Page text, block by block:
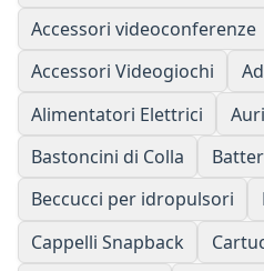
Accessori videoconferenze
Accessori Videogiochi
Alimentatori Elettrici
Bastoncini di Colla
Beccucci per idropulsori
Cappelli Snapback